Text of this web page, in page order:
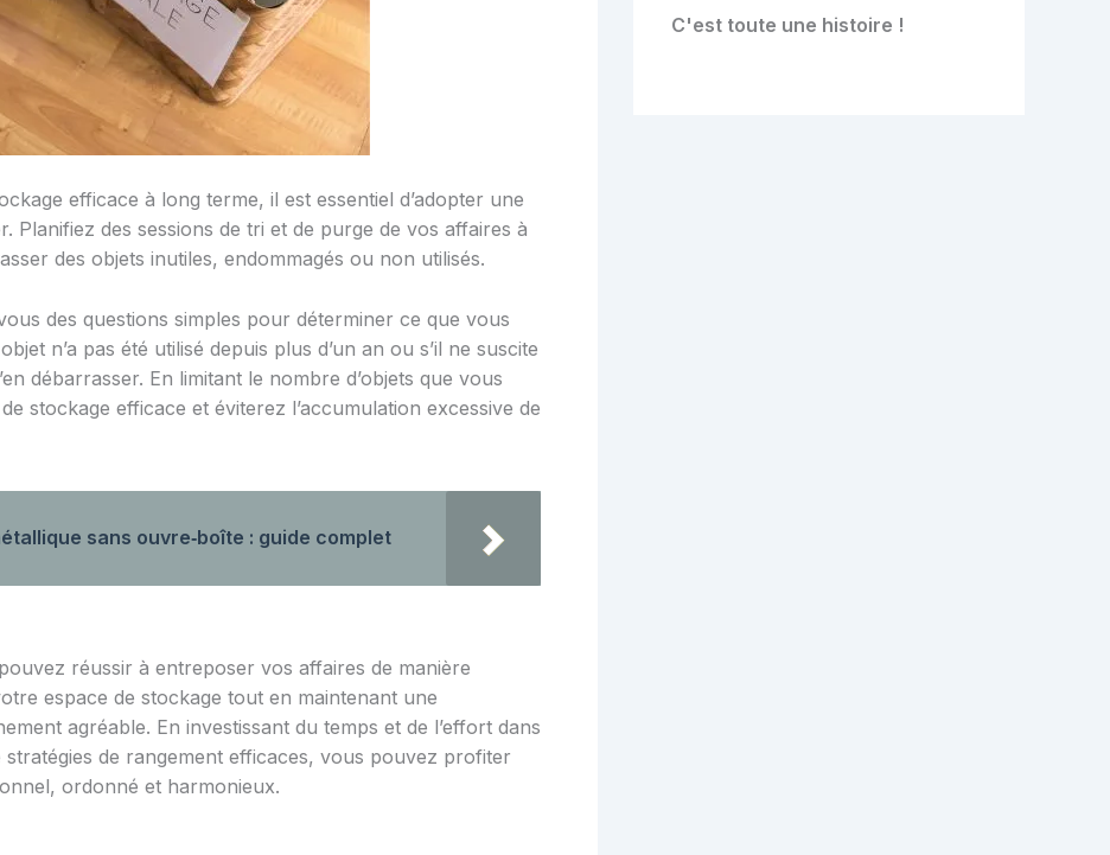
efficace à long terme, il est essentiel d’adopter une
Planifiez des sessions de tri et de purge de vos affaires à
des objets inutiles, endommagés ou non utilisés.
des questions simples pour déterminer ce que vous
n’a pas été utilisé depuis plus d’un an ou s’il ne suscite
débarrasser. En limitant le nombre d’objets que vous
stockage efficace et éviterez l’accumulation excessive de
sans ouvre‑boîte : guide complet
réussir à entreposer vos affaires de manière
espace de stockage tout en maintenant une
agréable. En investissant du temps et de l’effort dans
de rangement efficaces, vous pouvez profiter
ordonné et harmonieux.
C'est toute une histoire !